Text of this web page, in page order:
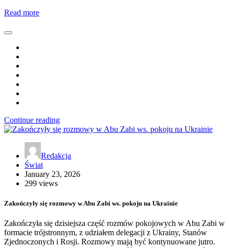
Read more
Continue reading
Redakcja
Świat
January 23, 2026
299 views
Zakończyły się rozmowy w Abu Zabi ws. pokoju na Ukrainie
Zakończyła się dzisiejsza część rozmów pokojowych w Abu Zabi w
formacie trójstronnym, z udziałem delegacji z Ukrainy, Stanów
Zjednoczonych i Rosji. Rozmowy mają być kontynuowane jutro.